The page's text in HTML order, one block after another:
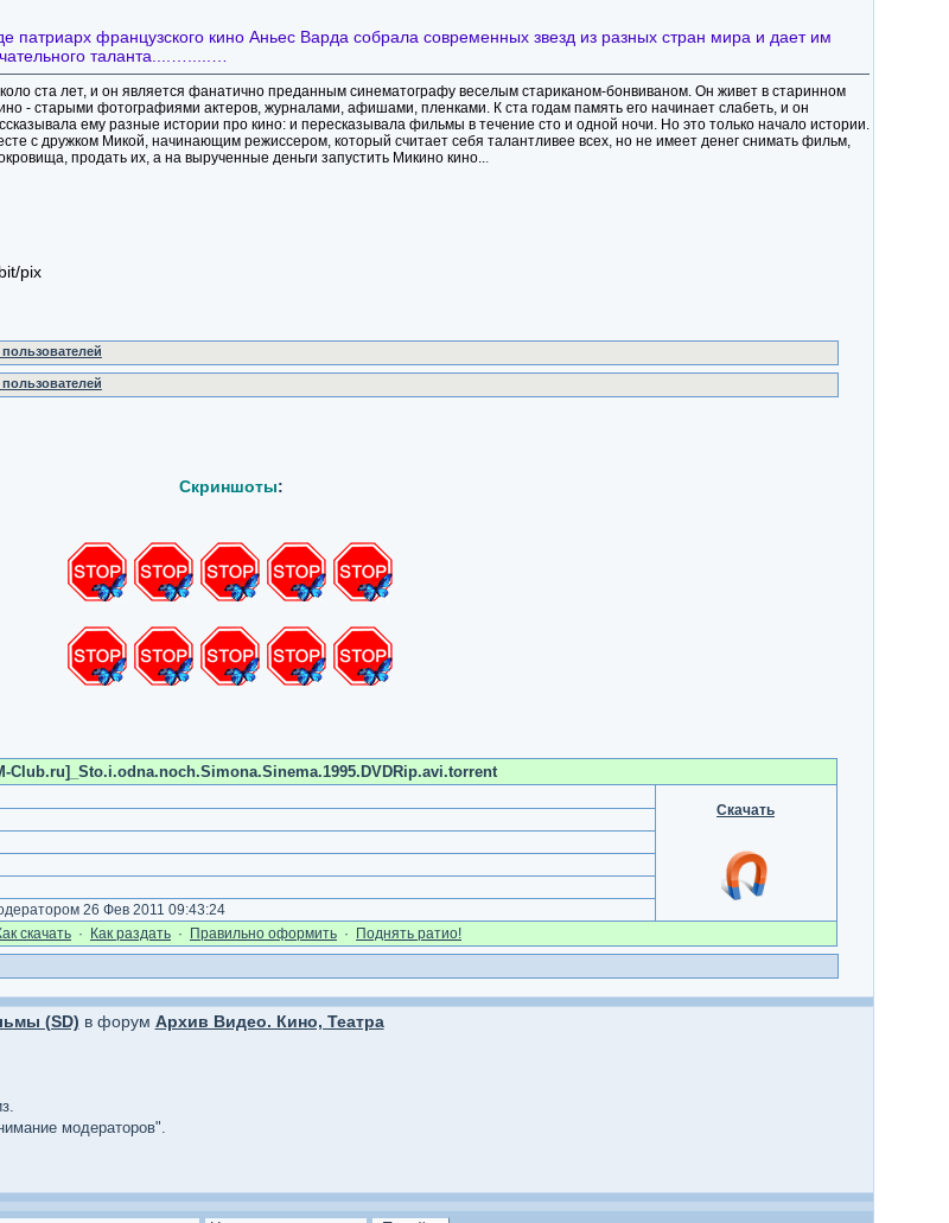
французского кино Аньес Варда собрала современных звезд из разных стран мира и дает им
таланта....….....…
ста лет, и он является фанатично преданным синематографу веселым стариканом-бонвиваном. Он живет в старинном
- старыми фотографиями актеров, журналами, афишами, пленками. К ста годам память его начинает слабеть, и он
ему разные истории про кино: и пересказывала фильмы в течение сто и одной ночи. Но это только начало истории.
с дружком Микой, начинающим режиссером, который считает себя талантливее всех, но не имеет денег снимать фильм,
продать их, а на вырученные деньги запустить Микино кино...
pix
Скриншоты:
Club.ru]_Sto.i.odna.noch.Simona.Sinema.1995.DVDRip.avi.torrent
Скачать
26 Фев 2011 09:43:24
cкачать · Как раздать · Правильно оформить · Поднять ратио!
(SD) в форум Архив Видео. Кино, Театра
модераторов".